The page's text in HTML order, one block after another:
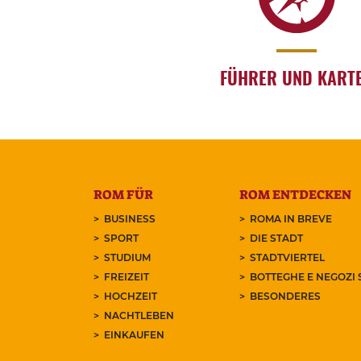
FÜHRER UND
ROM FÜR
BUSINESS
SPORT
STUDIUM
FREIZEIT
HOCHZEIT
NACHTLEBEN
EINKAUFEN
ROM ENTDECKEN
ROMA IN BREVE
DIE STADT
STADTVIERTEL
BOTTEGHE E NEGOZI
BESONDERES